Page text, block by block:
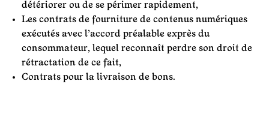
détériorer ou de se périmer rapidement,
Les contrats de fourniture de contenus numériques
exécutés avec l’accord préalable exprès du
consommateur, lequel reconnaît perdre son droit de
rétractation de ce fait,
Contrats pour la livraison de bons.